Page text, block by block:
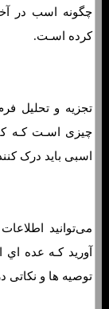
چگونه اسب در
کرده اسـت.
تجزیه و تحلیل
چیزی اسـت کـه
اسبی باید درک
می‌توانید
آورید کـه عده
توصیه ها و نکاتی